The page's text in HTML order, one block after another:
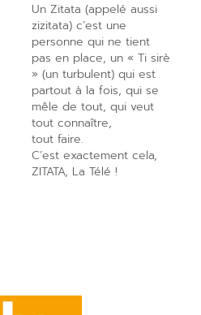
Un Zitata (appelé aussi
zizitata) c’est une
personne qui ne tient
pas en place, un « Ti sirè
» (un turbulent) qui est
partout à la fois, qui se
mêle de tout, qui veut
tout connaître,
tout faire.
C’est exactement cela,
ZITATA, La Télé !